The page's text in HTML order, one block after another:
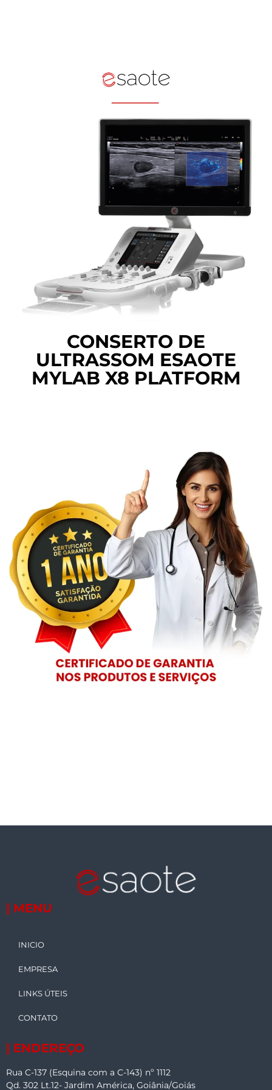
CONSERTO DE
ULTRASSOM ESAOTE
MYLAB X8 PLATFORM
| MENU
INICIO
EMPRESA
LINKS ÚTEIS
CONTATO
| ENDEREÇO
Rua C-137 (Esquina com a C-143) nº 1112
Qd. 302 Lt.12- Jardim América, Goiânia/Goiás